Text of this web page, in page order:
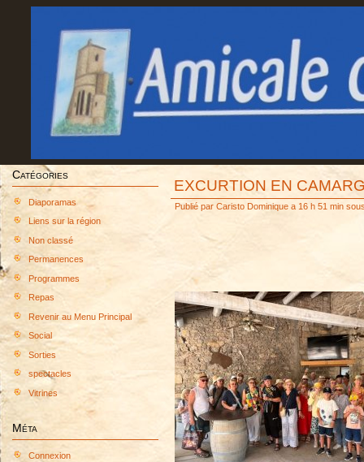
Catégories
Diaporamas
Liens sur la région
Non classé
Permanences
Programmes
Repas
Revenir au Menu Principal
Social
Sorties
spectacles
Vitrines
Méta
Connexion
EXCURTION EN
Publié par Caristo Dominique a 16 h 51 min